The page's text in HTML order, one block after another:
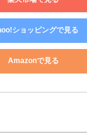
ショッピングで見る
Amazonで見る